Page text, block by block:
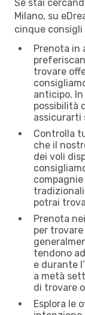
Se stai
Milano, su
cinque
Prenota in
trovare
anticipo.
possibilità
assicurarti
Controlla
che il
dei voli
potrai
Prenota
per
tendono
e durante
a metà
di trovare
Esplora le